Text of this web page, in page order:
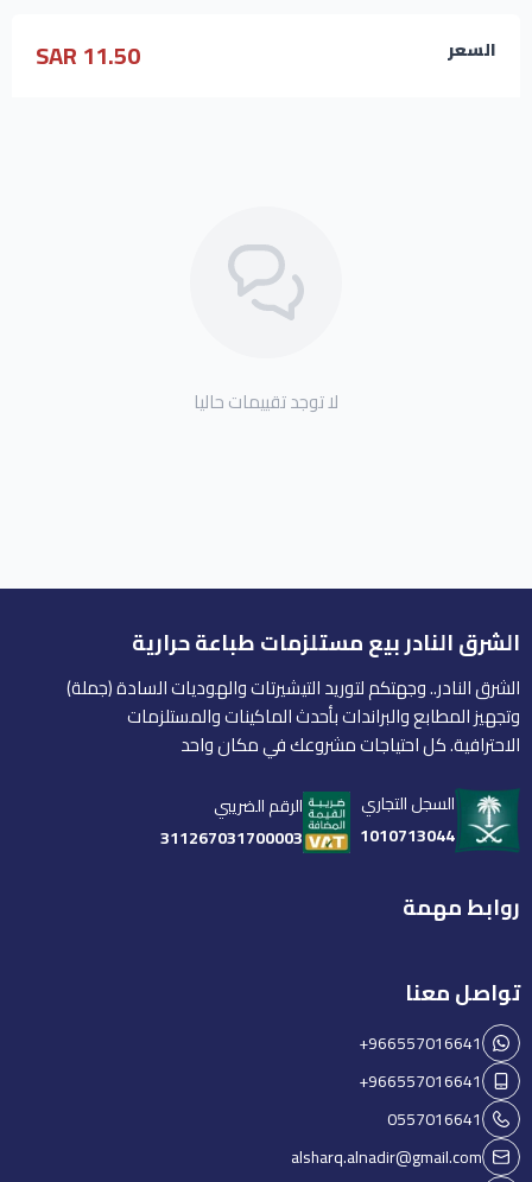
السعر 11.50 SAR
لا توجد تقييمات حاليا
الشرق النادر بيع مستلزمات طباعة حرارية
الشرق النادر.. وجهتكم لتوريد التيشيرتات والهوديات السادة (جملة)
وتجهيز المطابع والبراندات بأحدث الماكينات والمستلزمات
الاحترافية. كل احتياجات مشروعك في مكان واحد
السجل التجاري
1010713044
الرقم الضريبي
311267031700003
روابط مهمة
تواصل معنا
+966557016641
+966557016641
0557016641
alsharq.alnadir@gmail.com